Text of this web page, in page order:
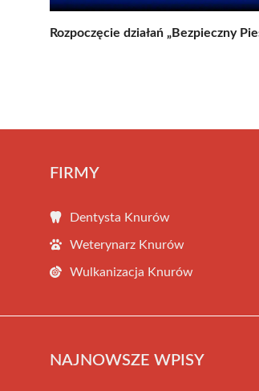
Rozpoczęcie działań „Bezpieczny
FIRMY
Dentysta Knurów
Weterynarz Knurów
Wulkanizacja Knurów
NAJNOWSZE WPISY